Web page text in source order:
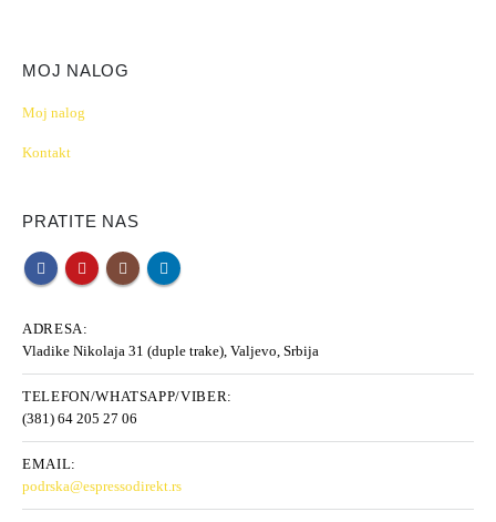
MOJ NALOG
Moj nalog
Kontakt
PRATITE NAS
ADRESA:
Vladike Nikolaja 31 (duple trake), Valjevo, Srbija
TELEFON/WHATSAPP/VIBER:
(381) 64 205 27 06
EMAIL:
podrska@espressodirekt.rs